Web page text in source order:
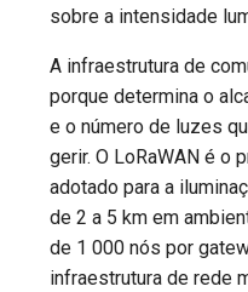
sobre a intensidade
A infraestrutura de
porque determina o
e o número de luzes
gerir. O LoRaWAN é o
adotado para a
de 2 a 5 km em
de 1 000 nós por
infraestrutura de rede